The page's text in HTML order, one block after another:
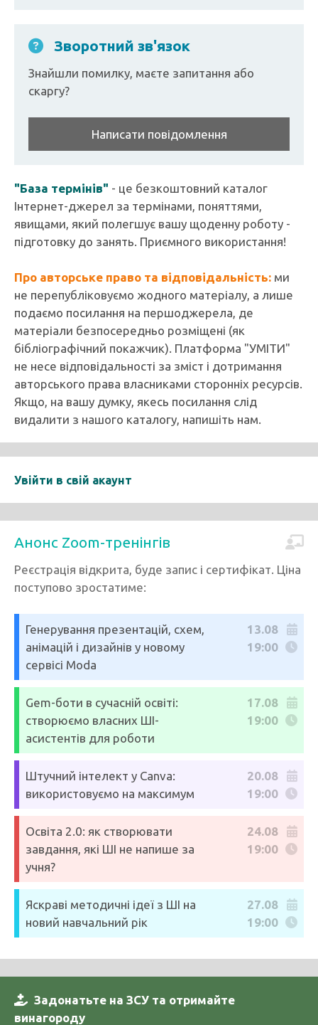
Зворотний зв'язок
Знайшли помилку, маєте запитання або
скаргу?
Написати повідомлення
"База термінів" - це безкоштовний каталог
Інтернет-джерел за термінами, поняттями,
явищами, який полегшує вашу щоденну роботу -
підготовку до занять. Приємного використання!
Про авторське право та відповідальність: ми
не перепубліковуємо жодного матеріалу, а лише
подаємо посилання на першоджерела, де
матеріали безпосередньо розміщені (як
бібліографічний покажчик). Платформа "УМІТИ"
не несе відповідальності за зміст і дотримання
авторського права власниками сторонніх ресурсів.
Якщо, на вашу думку, якесь посилання слід
видалити з нашого каталогу, напишіть нам.
Увійти в свій акаунт
Анонс Zoom-тренінгів
Реєстрація відкрита, буде запис і сертифікат. Ціна
поступово зростатиме:
Генерування презентацій, схем,
анімацій і дизайнів у новому
сервісі Moda
13.08
19:00
Gem-боти в сучасній освіті:
створюємо власних ШІ-
асистентів для роботи
17.08
19:00
Штучний інтелект у Canva:
використовуємо на максимум
20.08
19:00
Освіта 2.0: як створювати
завдання, які ШІ не напише за
учня?
24.08
19:00
Яскраві методичні ідеї з ШІ на
новий навчальний рік
27.08
19:00
Задонатьте на ЗСУ та отримайте
винагороду